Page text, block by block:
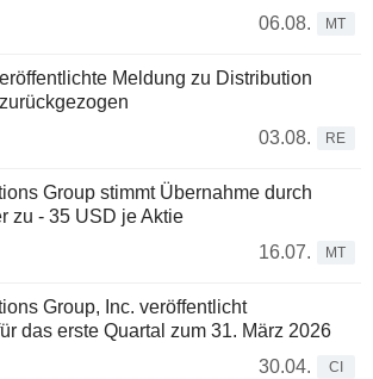
06.08.
MT
Meldung zu Distribution
03.08.
RE
Group stimmt Übernahme durch
zu - 35 USD je Aktie
16.07.
MT
Group, Inc. veröffentlicht
das erste Quartal zum 31. März 2026
30.04.
CI